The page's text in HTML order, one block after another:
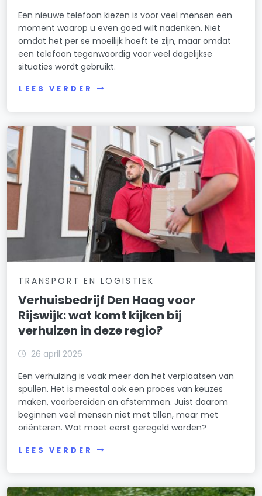
Een nieuwe telefoon kiezen is voor veel mensen een
moment waarop u even goed wilt nadenken. Niet
omdat het per se moeilijk hoeft te zijn, maar omdat
een telefoon tegenwoordig voor veel dagelijkse
situaties wordt gebruikt.
LEES VERDER
TRANSPORT EN LOGISTIEK
Verhuisbedrijf Den Haag voor
Rijswijk: wat komt kijken bij
verhuizen in deze regio?
26 april 2026
Een verhuizing is vaak meer dan het verplaatsen van
spullen. Het is meestal ook een proces van keuzes
maken, voorbereiden en afstemmen. Juist daarom
beginnen veel mensen niet met tillen, maar met
oriënteren. Wat moet eerst geregeld worden?
LEES VERDER